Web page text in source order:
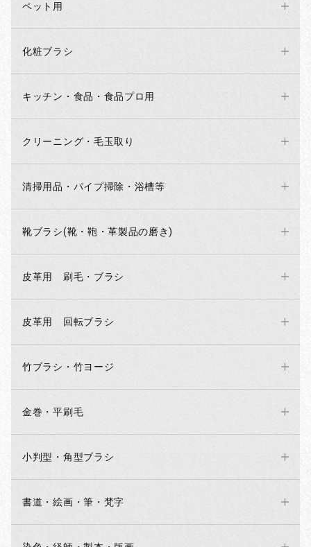
ペット用
化粧ブラシ
キッチン・食品・食品プロ用
クリーニング・毛玉取り
清掃用品・パイプ掃除・浴槽等
靴ブラシ(靴・鞄・革製品の磨き)
皮革用 刷毛・ブラシ
皮革用 回転ブラシ
竹ブラシ・竹ヨージ
金巻・平刷毛
小判型・角型ブラシ
書道・絵画・筆・梵字